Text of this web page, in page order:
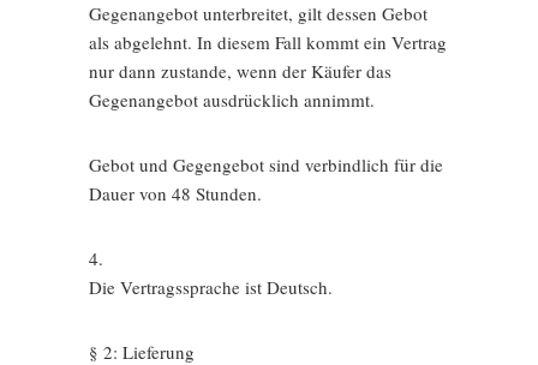
Gegenangebot unterbreitet, gilt dessen Gebot
als abgelehnt. In diesem Fall kommt ein Vertrag
nur dann zustande, wenn der Käufer das
Gegenangebot ausdrücklich annimmt.
Gebot und Gegengebot sind verbindlich für die
Dauer von 48 Stunden.
4.
Die Vertragssprache ist Deutsch.
§ 2: Lieferung